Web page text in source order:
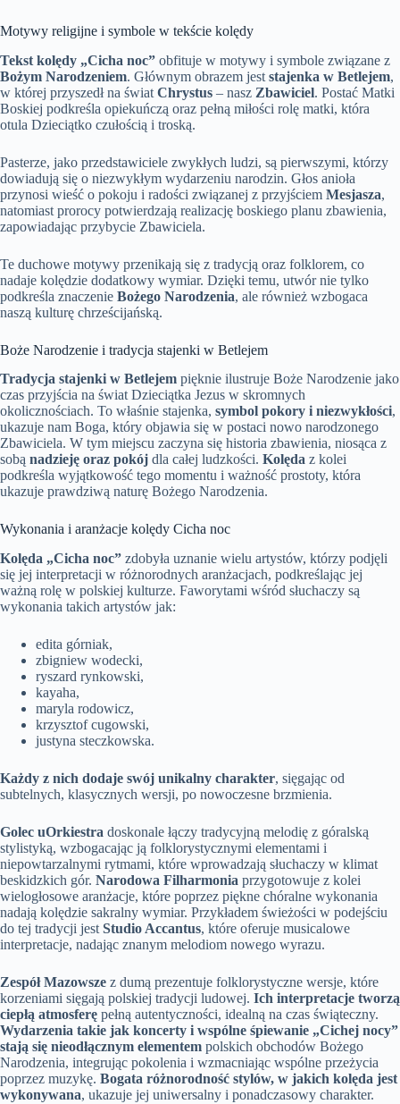
Motywy religijne i symbole w tekście kolędy
Tekst kolędy „Cicha noc” obfituje w motywy i symbole związane z
Bożym Narodzeniem. Głównym obrazem jest stajenka w Betlejem,
w której przyszedł na świat Chrystus – nasz Zbawiciel. Postać Matki
Boskiej podkreśla opiekuńczą oraz pełną miłości rolę matki, która
otula Dzieciątko czułością i troską.
Pasterze, jako przedstawiciele zwykłych ludzi, są pierwszymi, którzy
dowiadują się o niezwykłym wydarzeniu narodzin. Głos anioła
przynosi wieść o pokoju i radości związanej z przyjściem Mesjasza,
natomiast prorocy potwierdzają realizację boskiego planu zbawienia,
zapowiadając przybycie Zbawiciela.
Te duchowe motywy przenikają się z tradycją oraz folklorem, co
nadaje kolędzie dodatkowy wymiar. Dzięki temu, utwór nie tylko
podkreśla znaczenie Bożego Narodzenia, ale również wzbogaca
naszą kulturę chrześcijańską.
Boże Narodzenie i tradycja stajenki w Betlejem
Tradycja stajenki w Betlejem pięknie ilustruje Boże Narodzenie jako
czas przyjścia na świat Dzieciątka Jezus w skromnych
okolicznościach. To właśnie stajenka, symbol pokory i niezwykłości,
ukazuje nam Boga, który objawia się w postaci nowo narodzonego
Zbawiciela. W tym miejscu zaczyna się historia zbawienia, niosąca z
sobą nadzieję oraz pokój dla całej ludzkości. Kolęda z kolei
podkreśla wyjątkowość tego momentu i ważność prostoty, która
ukazuje prawdziwą naturę Bożego Narodzenia.
Wykonania i aranżacje kolędy Cicha noc
Kolęda „Cicha noc” zdobyła uznanie wielu artystów, którzy podjęli
się jej interpretacji w różnorodnych aranżacjach, podkreślając jej
ważną rolę w polskiej kulturze. Faworytami wśród słuchaczy są
wykonania takich artystów jak:
edita górniak,
zbigniew wodecki,
ryszard rynkowski,
kayaha,
maryla rodowicz,
krzysztof cugowski,
justyna steczkowska.
Każdy z nich dodaje swój unikalny charakter, sięgając od
subtelnych, klasycznych wersji, po nowoczesne brzmienia.
Golec uOrkiestra doskonale łączy tradycyjną melodię z góralską
stylistyką, wzbogacając ją folklorystycznymi elementami i
niepowtarzalnymi rytmami, które wprowadzają słuchaczy w klimat
beskidzkich gór. Narodowa Filharmonia przygotowuje z kolei
wielogłosowe aranżacje, które poprzez piękne chóralne wykonania
nadają kolędzie sakralny wymiar. Przykładem świeżości w podejściu
do tej tradycji jest Studio Accantus, które oferuje musicalowe
interpretacje, nadając znanym melodiom nowego wyrazu.
Zespół Mazowsze z dumą prezentuje folklorystyczne wersje, które
korzeniami sięgają polskiej tradycji ludowej. Ich interpretacje tworzą
ciepłą atmosferę pełną autentyczności, idealną na czas świąteczny.
Wydarzenia takie jak koncerty i wspólne śpiewanie „Cichej nocy”
stają się nieodłącznym elementem polskich obchodów Bożego
Narodzenia, integrując pokolenia i wzmacniając wspólne przeżycia
poprzez muzykę. Bogata różnorodność stylów, w jakich kolęda jest
wykonywana, ukazuje jej uniwersalny i ponadczasowy charakter.